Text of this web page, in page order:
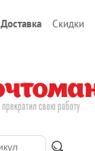
Доставка Скидки